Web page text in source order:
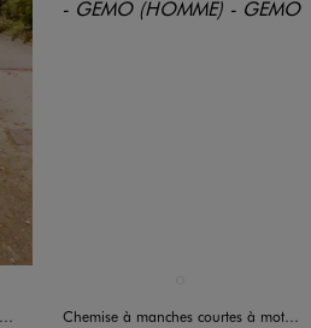
Chemise à manches courtes à motif exotique homme